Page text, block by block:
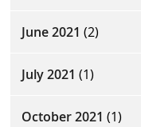
June 2021 (2)
July 2021 (1)
October 2021 (1)